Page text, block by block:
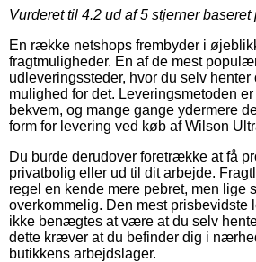
Vurderet til 4.2 ud af 5 stjerner baseret
En række netshops frembyder i
fragtmuligheder. En af de mest
udleveringssteder, hvor du selv henter
mulighed for det. Leveringsmetoden
bekvem, og mange gange ydermere
form for levering ved køb af Wilson
Du burde derudover foretrække at få
privatbolig eller ud til dit arbejde.
regel en kende mere pebret, men lige
overkommelig. Den mest prisbevidste
ikke benægtes at være at du selv
dette kræver at du befinder dig i
butikkens arbejdslager.